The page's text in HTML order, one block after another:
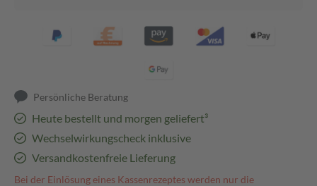
Persönliche Beratung
Heute bestellt und morgen geliefert³
Wechselwirkungscheck inklusive
Versandkostenfreie Lieferung
Bei der Einlösung eines Kassenrezeptes werden nur die